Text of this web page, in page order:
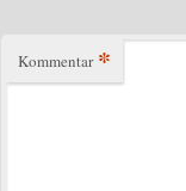
Kommentar *